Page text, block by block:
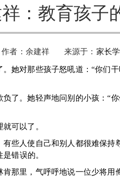
：教育孩子
作者：余建祥 来源于： 家长
对那些孩子怒吼道：“你们干
。她轻声地问别的小孩：“你
可以了。
人使自己和别人都很难保持
错误的。
里，气呼呼地说一位少将用